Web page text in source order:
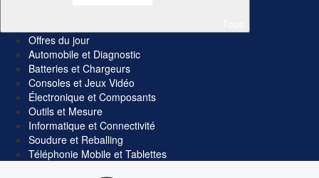
Offres du jour
Automobile et Diagnostic
Batteries et Chargeurs
Consoles et Jeux Vidéo
Électronique et Composants
Outils et Mesure
Informatique et Connectivité
Soudure et Reballing
Téléphonie Mobile et Tablettes